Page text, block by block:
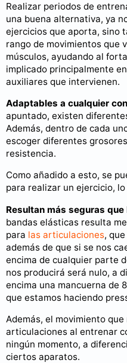
Realizar periodos de
una buena alternativa, ya
ejercicios que aporta, sino
rango de movimientos que
músculos, ayudando al
implicado principalmente
auxiliares que intervienen.
Adaptables a cualquier
apuntado, existen
Además, dentro de cada
escoger diferentes
resistencia.
Como añadido a esto, se
para realizar un ejercicio, lo
Resultan más seguras que
bandas elásticas resulta
para las articulaciones,
además de que si se nos
encima de cualquier parte
nos producirá será nulo, a
encima una mancuerna de
que estamos haciendo
Además, el movimiento
articulaciones al entrenar
ningún momento, a
ciertos aparatos.